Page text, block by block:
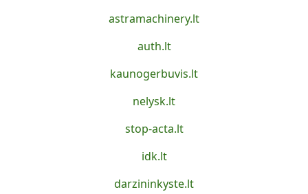
astramachinery.lt
auth.lt
kaunogerbuvis.lt
nelysk.lt
stop-acta.lt
idk.lt
darzininkyste.lt